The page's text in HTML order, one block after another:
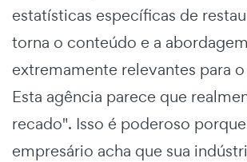
estatísticas específicas de
torna o conteúdo e a
extremamente relevantes para
Esta agência parece que
recado". Isso é poderoso
empresário acha que sua